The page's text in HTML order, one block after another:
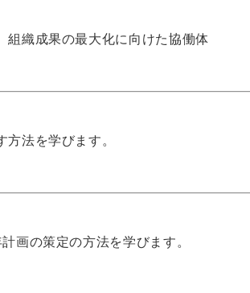
組織成果の最大化に向けた協働体
法を学びます。
画の策定の方法を学びます。